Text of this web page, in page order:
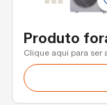
Produto
Clique aqui para ser